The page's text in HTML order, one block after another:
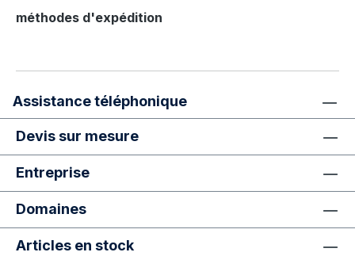
méthodes d'expédition
Assistance téléphonique
Devis sur mesure
Entreprise
Domaines
Articles en stock